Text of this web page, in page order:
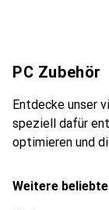
PC Zubehör
Entdecke unser
speziell dafür
optimieren und
Weitere